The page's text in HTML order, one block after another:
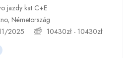
jazdy kat C+E
Németország
2025
10430zł- 10430zł